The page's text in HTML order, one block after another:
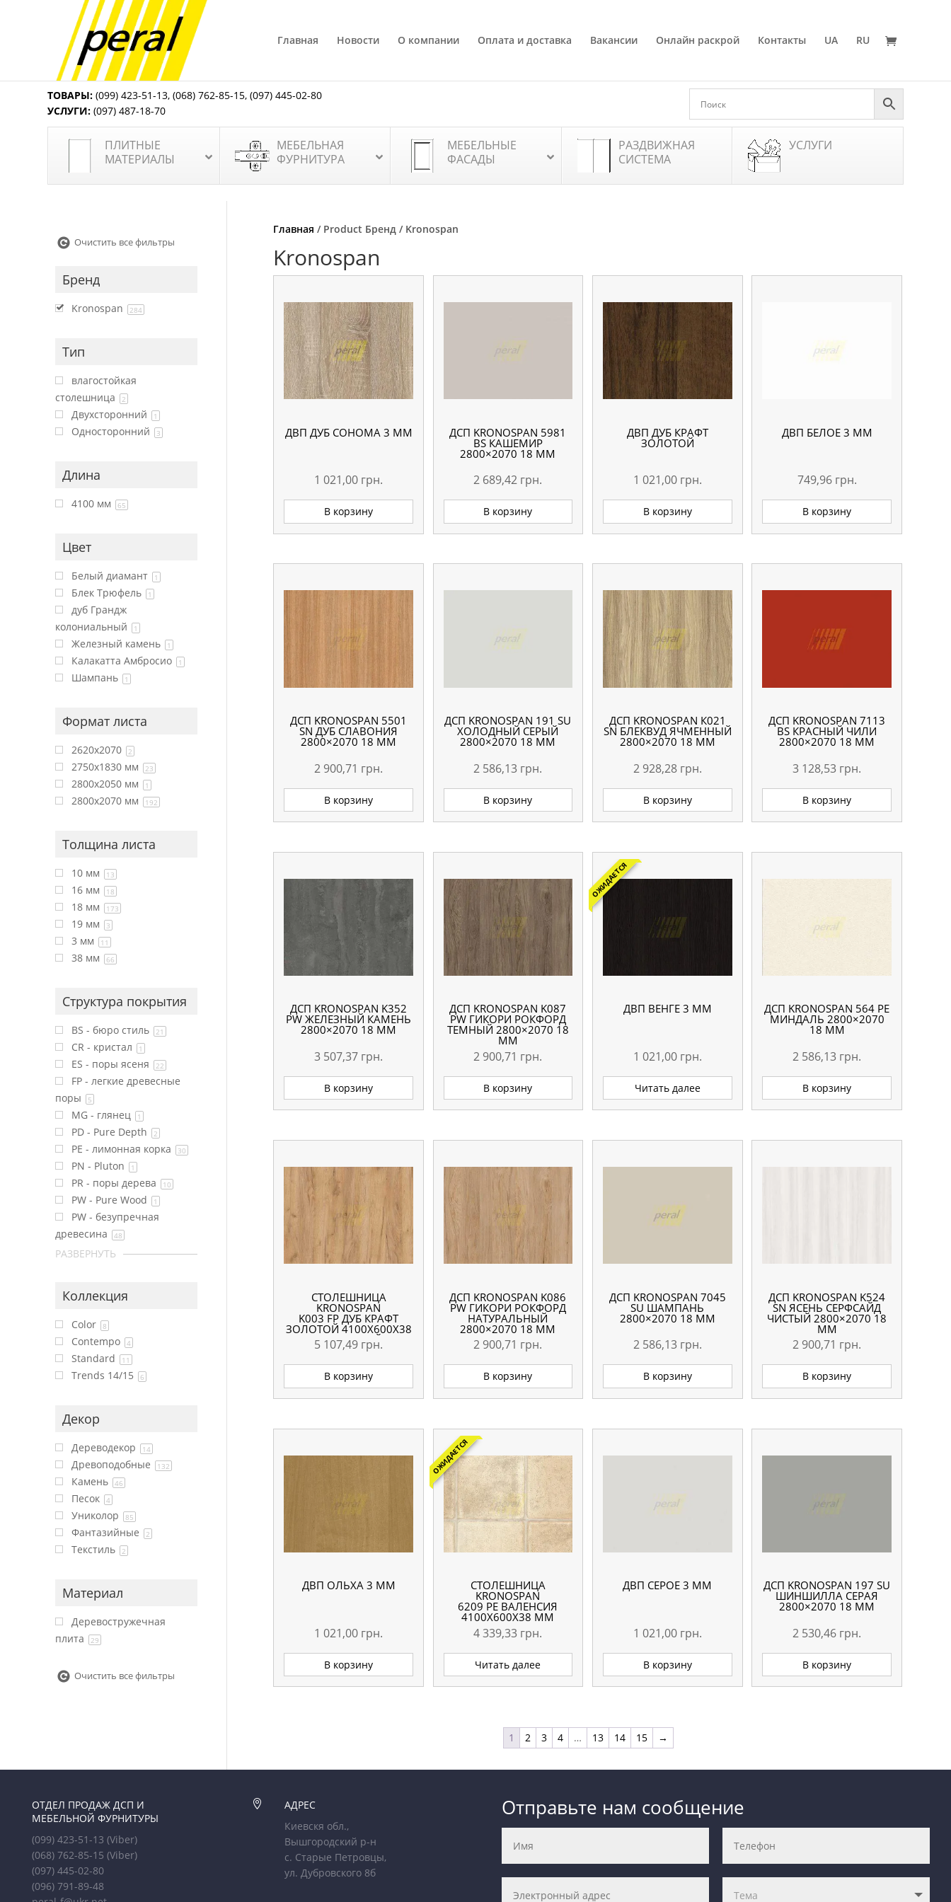
Главная Новости О компании Оплата и доставка Вакансии Онлайн раскрой Контакты UA RU
ТОВАРЫ: (099) 423-51-13,(068) 762-85-15,(097) 445-02-80
УСЛУГИ: (097) 487-18-70
ПЛИТНЫЕ
МАТЕРИАЛЫ
МЕБЕЛЬНАЯ
ФУРНИТУРА
МЕБЕЛЬНЫЕ
ФАСАДЫ
РАЗДВИЖНАЯ
СИСТЕМА
УСЛУГИ
Главная / Product Бренд / Kronospan
Kronospan
ДВП ДУБ СОНОМА 3 ММ
1 021,00 грн.
В корзину
ДСП KRONOSPAN 5981
BS КАШЕМИР
2800×2070 18 ММ
2 689,42 грн.
В корзину
ДВП ДУБ КРАФТ
ЗОЛОТОЙ
1 021,00 грн.
В корзину
ДВП БЕЛОЕ 3 ММ
749,96 грн.
В корзину
ДСП KRONOSPAN 5501
SN ДУБ СЛАВОНИЯ
2800×2070 18 ММ
2 900,71 грн.
В корзину
ДСП KRONOSPAN 191 SU
ХОЛОДНЫЙ СЕРЫЙ
2800×2070 18 ММ
2 586,13 грн.
В корзину
ДСП KRONOSPAN К021
SN БЛЕКВУД ЯЧМЕННЫЙ
2800×2070 18 ММ
2 928,28 грн.
В корзину
ДСП KRONOSPAN 7113
BS КРАСНЫЙ ЧИЛИ
2800×2070 18 ММ
3 128,53 грн.
В корзину
ДСП KRONOSPAN K352
PW ЖЕЛЕЗНЫЙ КАМЕНЬ
2800×2070 18 ММ
3 507,37 грн.
В корзину
ДСП KRONOSPAN K087
PW ГИКОРИ РОКФОРД
ТЕМНЫЙ 2800×2070 18
ММ
2 900,71 грн.
В корзину
ОЖИДАЕТСЯ
ДВП ВЕНГЕ 3 ММ
1 021,00 грн.
Читать далее
ДСП KRONOSPAN 564 РЕ
МИНДАЛЬ 2800×2070
18 ММ
2 586,13 грн.
В корзину
СТОЛЕШНИЦА
KRONOSPAN
K003 FP ДУБ КРАФТ
ЗОЛОТОЙ 4100X600X38
ММ ВЛАГОСТОЙКАЯ
5 107,49 грн.
В корзину
ДСП KRONOSPAN K086
PW ГИКОРИ РОКФОРД
НАТУРАЛЬНЫЙ
2800×2070 18 ММ
2 900,71 грн.
В корзину
ДСП KRONOSPAN 7045
SU ШАМПАНЬ
2800×2070 18 ММ
2 586,13 грн.
В корзину
ДСП KRONOSPAN K524
SN ЯСЕНЬ СЕРФСАЙД
ЧИСТЫЙ 2800×2070 18
ММ
2 900,71 грн.
В корзину
ДВП ОЛЬХА 3 ММ
1 021,00 грн.
В корзину
ОЖИДАЕТСЯ
СТОЛЕШНИЦА
KRONOSPAN
6209 РЕ ВАЛЕНСИЯ
4100X600X38 ММ
4 339,33 грн.
Читать далее
ДВП СЕРОЕ 3 ММ
1 021,00 грн.
В корзину
ДСП KRONOSPAN 197 SU
ШИНШИЛЛА СЕРАЯ
2800×2070 18 ММ
2 530,46 грн.
В корзину
1 2 3 4 … 13 14 15 →
Очистить все фильтры
Бренд
Kronospan 284
Тип
влагостойкая
столешница
2
Двухсторонний 1
Односторонний 3
Длина
4100 мм 65
Цвет
Белый диамант 1
Блек Трюфель 1
дуб Грандж
колониальный
1
Железный камень 1
Калакатта Амбросио 1
Шампань 1
Формат листа
2620x2070 2
2750x1830 мм 23
2800x2050 мм 1
2800x2070 мм 192
Толщина листа
10 мм 13
16 мм 18
18 мм 173
19 мм 3
3 мм 11
38 мм 66
Структура покрытия
BS - бюро стиль 21
CR - кристал 1
ES - поры ясеня 22
FP - легкие древесные
поры
5
MG - глянец 1
PD - Pure Depth 2
PE - лимонная корка 30
PN - Pluton 1
PR - поры дерева 10
PW - Pure Wood 1
PW - безупречная
древесина
48
РАЗВЕРНУТЬ
Коллекция
Color 8
Contempo 4
Standard 11
Trends 14/15 6
Декор
Дереводекор 14
Древоподобные 132
Камень 46
Песок 4
Униколор 85
Фантазийные 2
Текстиль 2
Материал
Деревостружечная
плита
29
Очистить все фильтры
ОТДЕЛ ПРОДАЖ ДСП И
МЕБЕЛЬНОЙ ФУРНИТУРЫ
(099) 423-51-13(Viber)
(068) 762-85-15(Viber)
(097) 445-02-80
(096) 791-89-48

АДРЕС
Киевскя обл.,
Вышгородский р-н
с. Старые Петровцы,
ул. Дубровского 8б
Отправьте нам сообщение